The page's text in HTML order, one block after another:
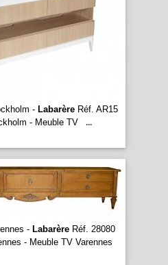
- LabarèreRéf. AR15
- Meuble TV
...
- LabarèreRéf. 28080
- Meuble TV Varennes